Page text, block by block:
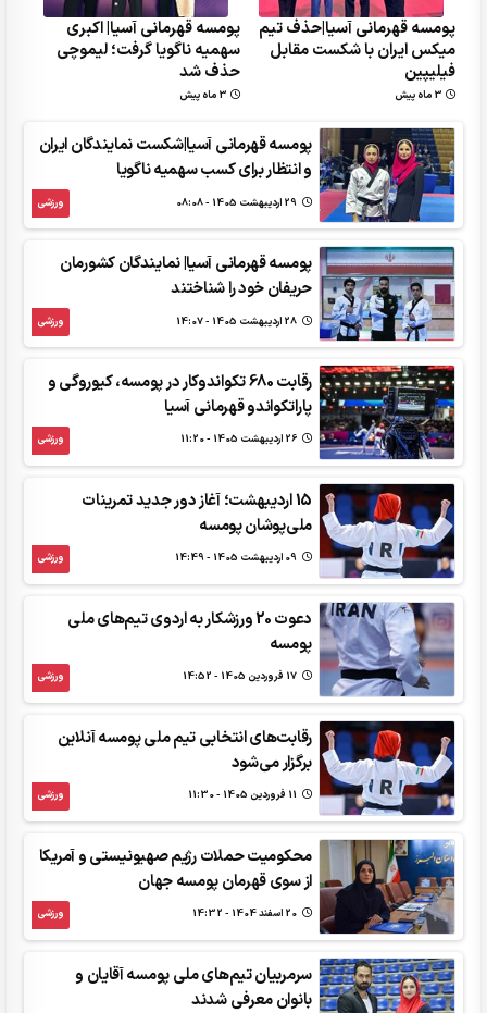
پومسه قهرمانی آسیا|حذف تیم
میکس ایران با شکست مقابل
فیلیپین
3 ماه پیش
پومسه قهرمانی آسیا| اکبری
سهمیه ناگویا گرفت؛ لیموچی
حذف شد
3 ماه پیش
پومسه قهرمانی آسیا|شکست نمایندگان ایران
و انتظار برای کسب سهمیه ناگویا
ورزشی
پومسه قهرمانی آسیا| نمایندگان کشورمان
حریفان خود را شناختند
ورزشی
رقابت 680 تکواندوکار در پومسه، کیوروگی و
پاراتکواندو قهرمانی آسیا
ورزشی
15 اردیبهشت؛ آغاز دور جدید تمرینات
ملی‌پوشان پومسه
ورزشی
دعوت 20 ورزشکار به اردوی تیم‌های ملی
پومسه
ورزشی
رقابت‌های انتخابی تیم ملی پومسه آنلاین
برگزار می‌شود
ورزشی
محکومیت حملات رژیم صهیونیستی و آمریکا
از سوی قهرمان پومسه جهان
ورزشی
سرمربیان تیم‌های ملی پومسه آقایان و
بانوان معرفی شدند